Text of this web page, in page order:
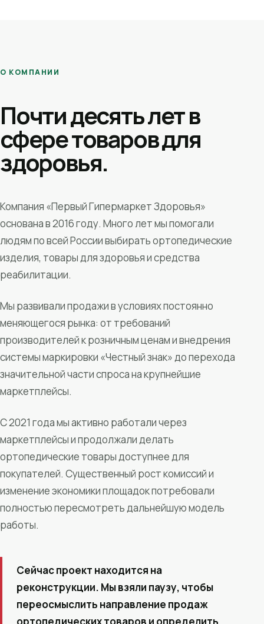
О КОМПАНИИ
Почти десять лет в
сфере товаров для
здоровья.
Компания «Первый Гипермаркет Здоровья»
основана в 2016 году. Много лет мы помогали
людям по всей России выбирать ортопедические
изделия, товары для здоровья и средства
реабилитации.
Мы развивали продажи в условиях постоянно
меняющегося рынка: от требований
производителей к розничным ценам и внедрения
системы маркировки «Честный знак» до перехода
значительной части спроса на крупнейшие
маркетплейсы.
С 2021 года мы активно работали через
маркетплейсы и продолжали делать
ортопедические товары доступнее для
покупателей. Существенный рост комиссий и
изменение экономики площадок потребовали
полностью пересмотреть дальнейшую модель
работы.
Сейчас проект находится на
реконструкции. Мы взяли паузу, чтобы
переосмыслить направление продаж